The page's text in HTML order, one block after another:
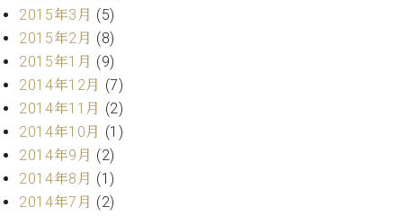
2015年3月 (5)
2015年2月 (8)
2015年1月 (9)
2014年12月 (7)
2014年11月 (2)
2014年10月 (1)
2014年9月 (2)
2014年8月 (1)
2014年7月 (2)